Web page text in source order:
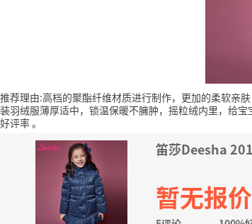
推荐理由:高档的聚酯纤维材质进行制作，更加的柔软亲
装羽绒服薄厚适中，锁温保暖不臃肿，摇粒绒内里，给宝
好评率。
笛莎Deesha
暂无报价